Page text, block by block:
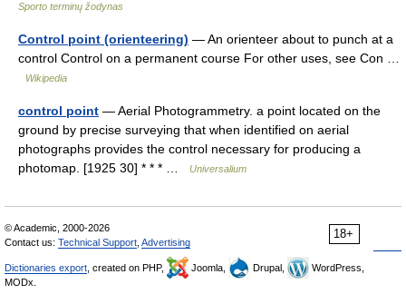
Sporto terminų žodynas
Control point (orienteering) — An orienteer about to punch at a
control Control on a permanent course For other uses, see Con …
Wikipedia
control point — Aerial Photogrammetry. a point located on the
ground by precise surveying that when identified on aerial
photographs provides the control necessary for producing a
photomap. [1925 30] * * * …
Universalium
18+
© Academic, 2000-2026
Contact us: Technical Support Advertising
Dictionaries export , created on PHP, Joomla, Drupal,
WordPress,
MODx.